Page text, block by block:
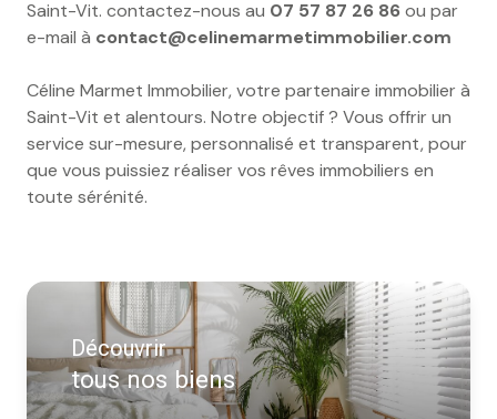
Découvrir
tous nos biens
Saint-Vit. contactez-nous au 07 57 87 26 86ou par
e-mail à contact@celinemarmetimmobilier.com
Céline Marmet Immobilier, votre partenaire immobilier à
Saint-Vit et alentours. Notre objectif ? Vous offrir un
service sur-mesure, personnalisé et transparent, pour
que vous puissiez réaliser vos rêves immobiliers en
toute sérénité.